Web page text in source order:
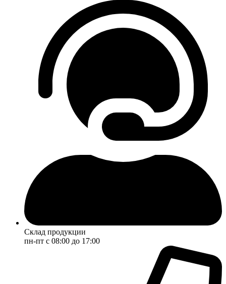
Склад продукции
пн-пт с 08:00 до 17:00